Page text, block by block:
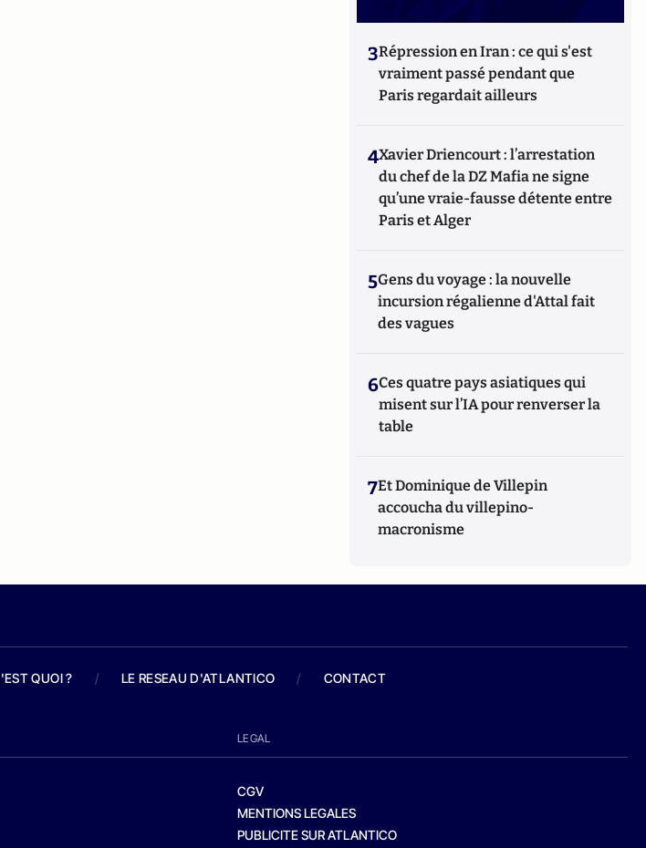
3Répression en Iran : ce qui s'est
vraiment passé pendant que
Paris regardait ailleurs
4Xavier Driencourt : l’arrestation
du chef de la DZ Mafia ne signe
qu’une vraie-fausse détente entre
Paris et Alger
5Gens du voyage : la nouvelle
incursion régalienne d'Attal fait
des vagues
6Ces quatre pays asiatiques qui
misent sur l’IA pour renverser la
table
7Et Dominique de Villepin
accoucha du villepino-
macronisme
QUOI ? / LE RESEAU D'ATLANTICO / CONTACT
LEGAL
CGV
MENTIONS LEGALES
PUBLICITE SUR ATLANTICO